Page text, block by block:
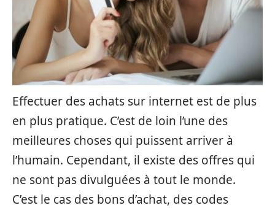
Effectuer des achats sur internet est de plus
en plus pratique. C’est de loin l’une des
meilleures choses qui puissent arriver à
l’humain. Cependant, il existe des offres qui
ne sont pas divulguées à tout le monde.
C’est le cas des bons d’achat, des codes